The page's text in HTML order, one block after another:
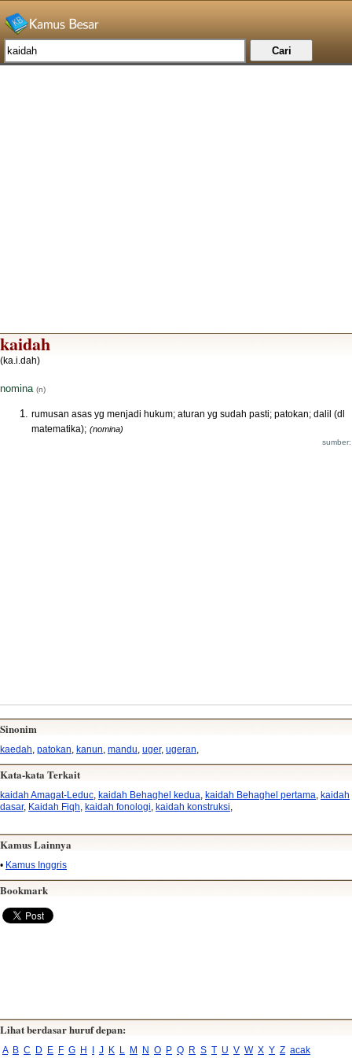
kaidah
(ka.i.dah)
nomina (n)
rumusan asas yg menjadi hukum; aturan yg sudah pasti; patokan; dalil (dl
matematika); (nomina)
Sinonim
kaedah patokan kanun mandu uger, ugeran
Kata-kata Terkait
kaidah Amagat-Leduc, kaidah Behaghel kedua, kaidah Behaghel pertama, kaidah
dasar, Kaidah Fiqh, kaidah fonologi, kaidah konstruksi,
Kamus Lainnya
• Kamus Inggris
Bookmark
Lihat berdasar huruf depan:
A B C D E F G H I J K L M N O P Q R S T U V W X Y Z acak